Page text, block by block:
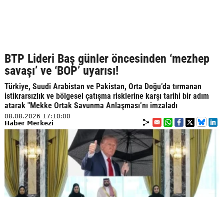
BTP Lideri Baş günler öncesinden ‘mezhep
savaşı’ ve ‘BOP’ uyarısı!
Türkiye, Suudi Arabistan ve Pakistan, Orta Doğu’da tırmanan
istikrarsızlık ve bölgesel çatışma risklerine karşı tarihi bir adım
atarak "Mekke Ortak Savunma Anlaşması’nı imzaladı
08.08.2026 17:10:00
Haber Merkezi